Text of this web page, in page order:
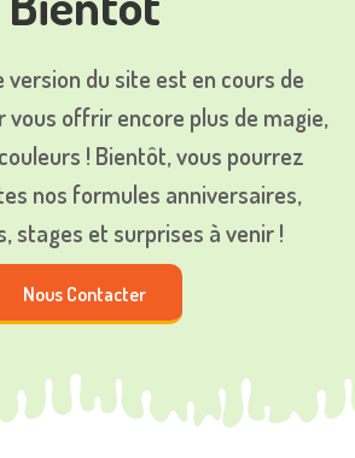
version du site est en cours de
vous offrir encore plus de magie,
! Bientôt, vous pourrez
nos formules anniversaires,
stages et surprises à venir !
Nous Contacter